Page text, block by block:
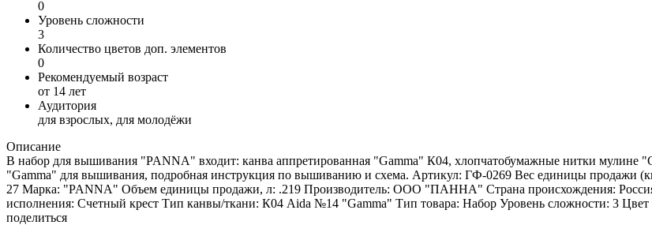
0
Уровень сложности
3
Количество цветов доп. элементов
0
Рекомендуемый возраст
от 14 лет
Аудитория
для взрослых, для молодёжи
Описание
В набор для вышивания "PANNA" входит: канва аппретированная "Gamma" К04, хлопчатобумажные нитки мулине
"Gamma" для вышивания, подробная инструкция по вышиванию и схема. Артикул: ГФ-0269 Вес единицы продажи
27 Марка: "PANNA" Объем единицы продажи, л: .219 Производитель: ООО "ПАННА" Страна происхождения:
исполнения: Счетный крест Тип канвы/ткани: К04 Aida №14 "Gamma" Тип товара: Набор Уровень сложности: 3
поделиться